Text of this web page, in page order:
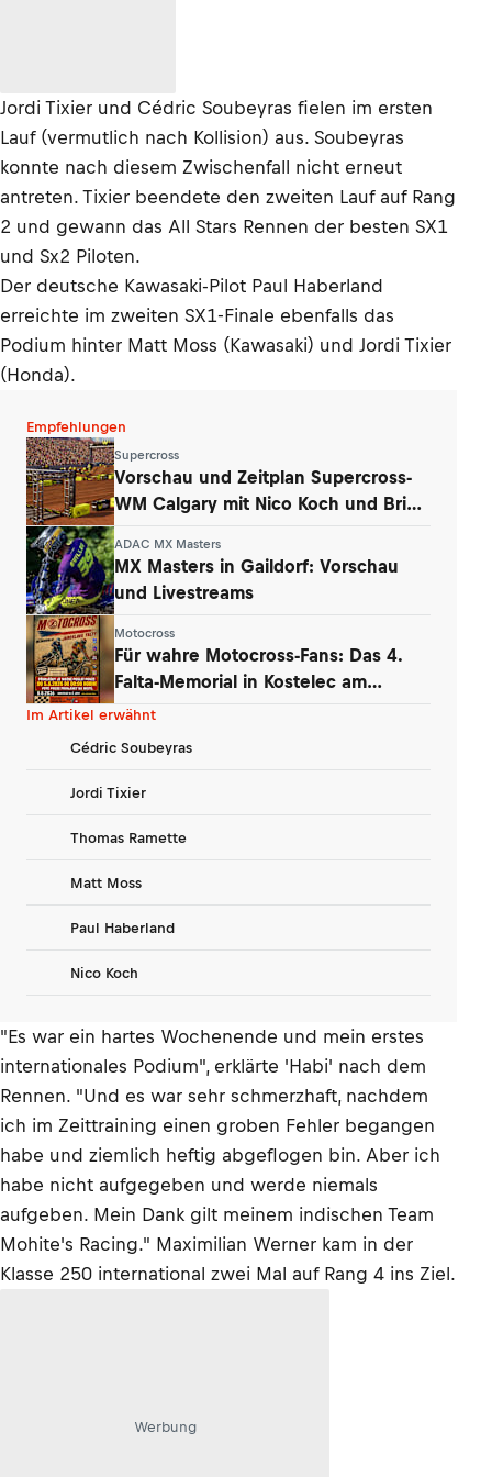
Jordi Tixier und Cédric Soubeyras fielen im ersten
Lauf (vermutlich nach Kollision) aus. Soubeyras
konnte nach diesem Zwischenfall nicht erneut
antreten. Tixier beendete den zweiten Lauf auf Rang
2 und gewann das All Stars Rennen der besten SX1
und Sx2 Piloten.
Der deutsche Kawasaki-Pilot Paul Haberland
erreichte im zweiten SX1-Finale ebenfalls das
Podium hinter Matt Moss (Kawasaki) und Jordi Tixier
(Honda).
Empfehlungen
Supercross
Vorschau und Zeitplan Supercross-
WM Calgary mit Nico Koch und Brian
ADAC MX Masters
MX Masters in Gaildorf: Vorschau
und Livestreams
Motocross
Für wahre Motocross-Fans: Das 4.
Falta-Memorial in Kostelec am
Wochenende
Im Artikel erwähnt
Cédric Soubeyras
Jordi Tixier
Thomas Ramette
Matt Moss
Paul Haberland
Nico Koch
"Es war ein hartes Wochenende und mein erstes
internationales Podium", erklärte 'Habi' nach dem
Rennen. "Und es war sehr schmerzhaft, nachdem
ich im Zeittraining einen groben Fehler begangen
habe und ziemlich heftig abgeflogen bin. Aber ich
habe nicht aufgegeben und werde niemals
aufgeben. Mein Dank gilt meinem indischen Team
Mohite's Racing." Maximilian Werner kam in der
Klasse 250 international zwei Mal auf Rang 4 ins Ziel.
Werbung